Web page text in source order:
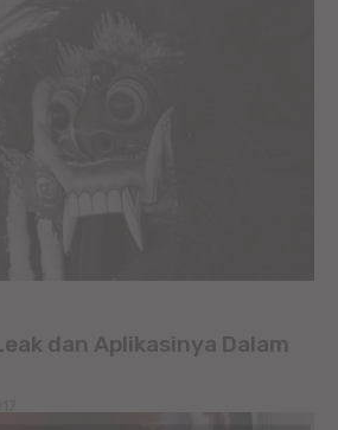
dan Aplikasinya Dalam